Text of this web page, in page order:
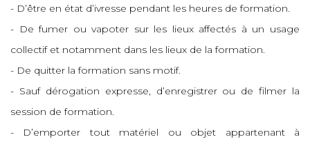
- D’être en état d’ivresse pendant les heures de formation.
- De fumer ou vapoter sur les lieux affectés à un usage
collectif et notamment dans les lieux de la formation.
- De quitter la formation sans motif.
- Sauf dérogation expresse, d’enregistrer ou de filmer la
session de formation.
- D’emporter tout matériel ou objet appartenant à